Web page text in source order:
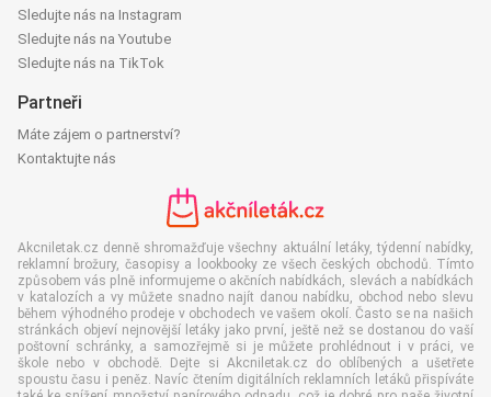
Sledujte nás na Instagram
Sledujte nás na Youtube
Sledujte nás na TikTok
Partneři
Máte zájem o partnerství?
Kontaktujte nás
Akcniletak.cz denně shromažďuje všechny aktuální letáky, týdenní nabídky,
reklamní brožury, časopisy a lookbooky ze všech českých obchodů. Tímto
způsobem vás plně informujeme o akčních nabídkách, slevách a nabídkách
v katalozích a vy můžete snadno najít danou nabídku, obchod nebo slevu
během výhodného prodeje v obchodech ve vašem okolí. Často se na našich
stránkách objeví nejnovější letáky jako první, ještě než se dostanou do vaší
poštovní schránky, a samozřejmě si je můžete prohlédnout i v práci, ve
škole nebo v obchodě. Dejte si Akcniletak.cz do oblíbených a ušetřete
spoustu času i peněz. Navíc čtením digitálních reklamních letáků přispíváte